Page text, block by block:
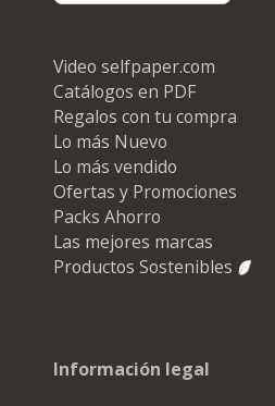
Video selfpaper.com
Catálogos en PDF
Regalos con tu compra
Lo más Nuevo
Lo más vendido
Ofertas y Promociones
Packs Ahorro
Las mejores marcas
Productos Sostenibles
Información legal